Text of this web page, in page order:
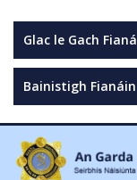
Glac le Gach
Bainistigh Fianáin